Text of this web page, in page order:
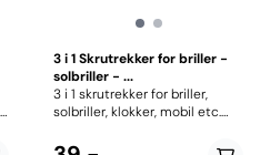
3 i 1 Skrutrekker for briller -
solbriller - ...
3 i 1 skrutrekker for briller,
solbriller, klokker, mobil etc.
nøkkelring, slik at du har den